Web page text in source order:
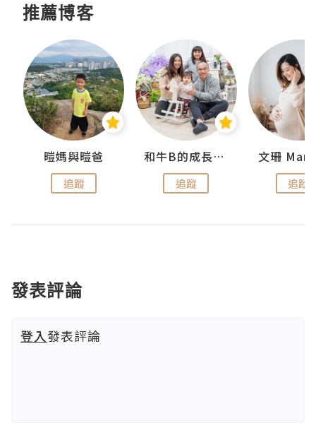
推薦博客
暟媽與暟爸
追蹤
和牛B的成長日記
追蹤
文珊
追蹤
發表評論
登入發表評論